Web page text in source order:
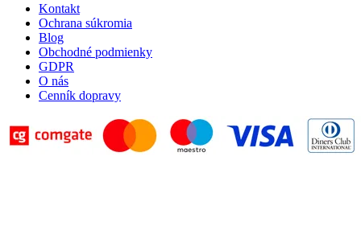
Kontakt
Ochrana súkromia
Blog
Obchodné podmienky
GDPR
O nás
Cenník dopravy